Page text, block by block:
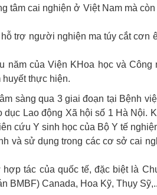
tâm cai nghiện ở Việt Nam mà
trợ người nghiện ma túy cắt cơn
năm của Viện KHoa học và Công
thực hiện.
sàng qua 3 giai đoạn tại Bệnh
dục Lao động Xã hội số 1 Hà Nội.
cứu Y sinh học của Bộ Y tế
và sử dụng trong các cơ sở cai
tác của quốc tế, đặc biệt là
BMBF) Canada, Hoa Kỹ, Thụy